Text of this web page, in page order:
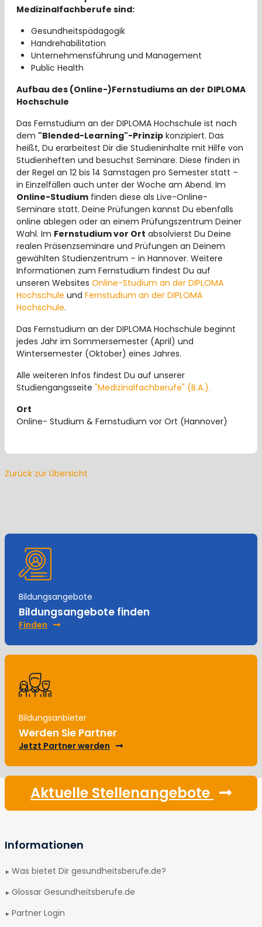
Medizinalfachberufe sind:
Gesundheitspädagogik
Handrehabilitation
Unternehmensführung und Management
Public Health
Aufbau des (Online-)Fernstudiums an der DIPLOMA
Hochschule
Das Fernstudium an der DIPLOMA Hochschule ist nach
dem "Blended-Learning"-Prinzip konzipiert. Das
heißt, Du erarbeitest Dir die Studieninhalte mit Hilfe von
Studienheften und besuchst Seminare. Diese finden in
der Regel an 12 bis 14 Samstagen pro Semester statt –
in Einzelfällen auch unter der Woche am Abend. Im
Online-Studium finden diese als Live-Online-
Seminare statt. Deine Prüfungen kannst Du ebenfalls
online ablegen oder an einem Prüfungszentrum Deiner
Wahl. Im Fernstudium vor Ort absolvierst Du Deine
realen Präsenzseminare und Prüfungen an Deinem
gewählten Studienzentrum – in Hannover. Weitere
Informationen zum Fernstudium findest Du auf
unseren Websites Online-Studium an der DIPLOMA
Hochschule und Fernstudium an der DIPLOMA
Hochschule.
Das Fernstudium an der DIPLOMA Hochschule beginnt
jedes Jahr im Sommersemester (April) und
Wintersemester (Oktober) eines Jahres.
Alle weiteren Infos findest Du auf unserer
Studiengangsseite "Medizinalfachberufe" (B.A.).
Ort
Online- Studium & Fernstudium vor Ort (Hannover)
Zurück zur Übersicht
Bildungsangebote
Bildungsangebote finden
Finden
Bildungsanbieter
Werden Sie Partner
Jetzt Partner werden
Aktuelle Stellenangebote
Informationen
Was bietet Dir gesundheitsberufe.de?
Glossar Gesundheitsberufe.de
Partner Login